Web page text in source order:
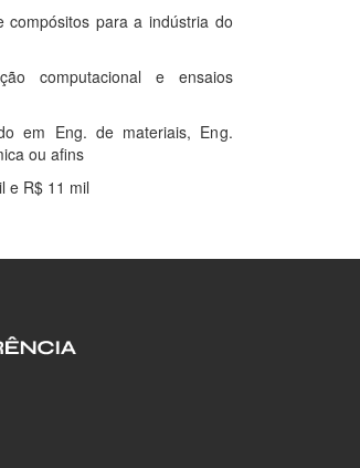
compósitos para a indústria do
computacional e ensaios
em Eng. de materiais, Eng.
ou afins
e R$ 11 mil